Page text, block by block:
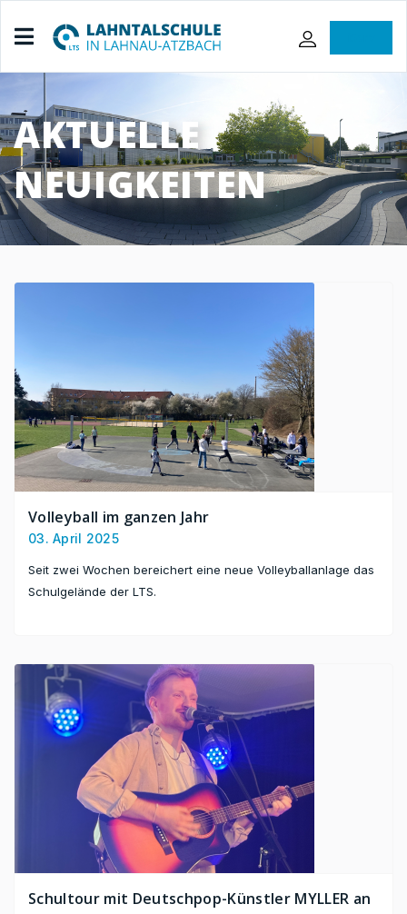
AKTUELLE
NEUIGKEITEN
Volleyball im ganzen Jahr
03. April 2025
Seit zwei Wochen bereichert eine neue Volleyballanlage das
Schulgelände der LTS.
Schultour mit Deutschpop-Künstler MYLLER an